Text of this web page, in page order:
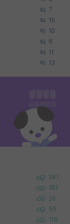
7
15
10
6
11
13
281
182
26
56
116